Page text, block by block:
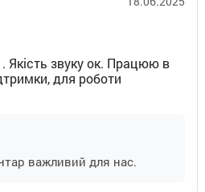
. Якість звуку ок. Працюю в
для роботи
важливий для нас.